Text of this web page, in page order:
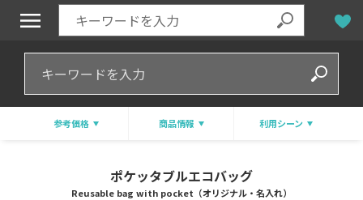
参考価格 商品情報 利用シーン
ポケッタブルエコバッグ
Reusable bag with pocket（オリジナル・名入れ）